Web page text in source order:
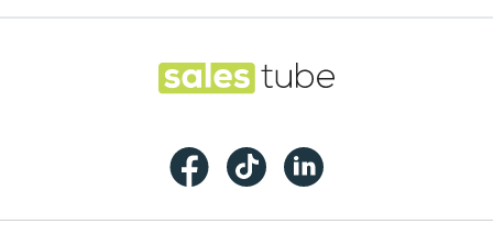
Salestube
FacebookTikTok LinkedIn